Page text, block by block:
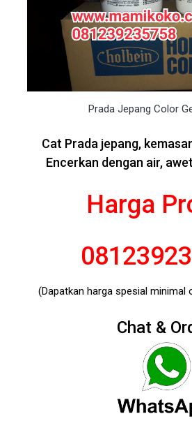
Prada Jepang Color
Cat Prada jepang,
Encerkan dengan air,
Harga
(Dapatkan harga spesial minimal
Chat &